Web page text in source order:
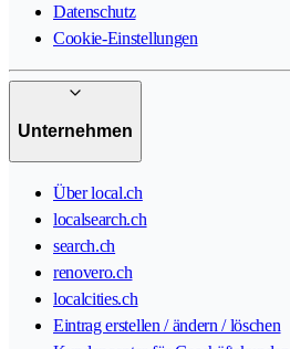
Datenschutz
Cookie-Einstellungen
Unternehmen
Über local.ch
localsearch.ch
search.ch
renovero.ch
localcities.ch
Eintrag erstellen / ändern / löschen